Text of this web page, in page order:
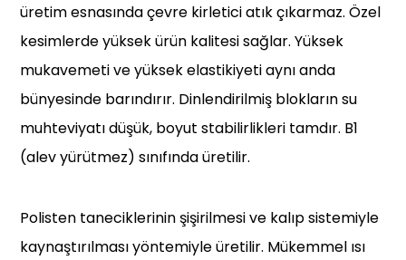
üretim esnasında çevre kirletici atık çıkarmaz. Özel
kesimlerde yüksek ürün kalitesi sağlar. Yüksek
mukavemeti ve yüksek elastikiyeti aynı anda
bünyesinde barındırır. Dinlendirilmiş blokların su
muhteviyatı düşük, boyut stabilirlikleri tamdır. B1
(alev yürütmez) sınıfında üretilir.
Polisten taneciklerinin şişirilmesi ve kalıp sistemiyle
kaynaştırılması yöntemiyle üretilir. Mükemmel ısı